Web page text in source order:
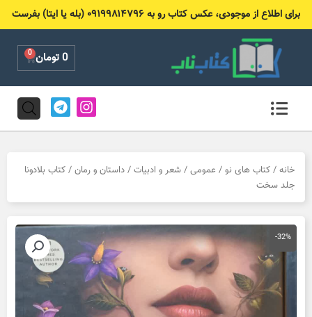
برای اطلاع از موجودی، عکس کتاب رو به ۰۹۱۹۹۸۱۴۷۹۶ (بله یا ایتا) بفرست
0تومان 0
Cart
I
n
s
g
a
T
e
l
r
m
خانه / کتاب های نو / عمومی / شعر و ادبیات / داستان و رمان / کتاب بلادونا
جلد سخت
-32%